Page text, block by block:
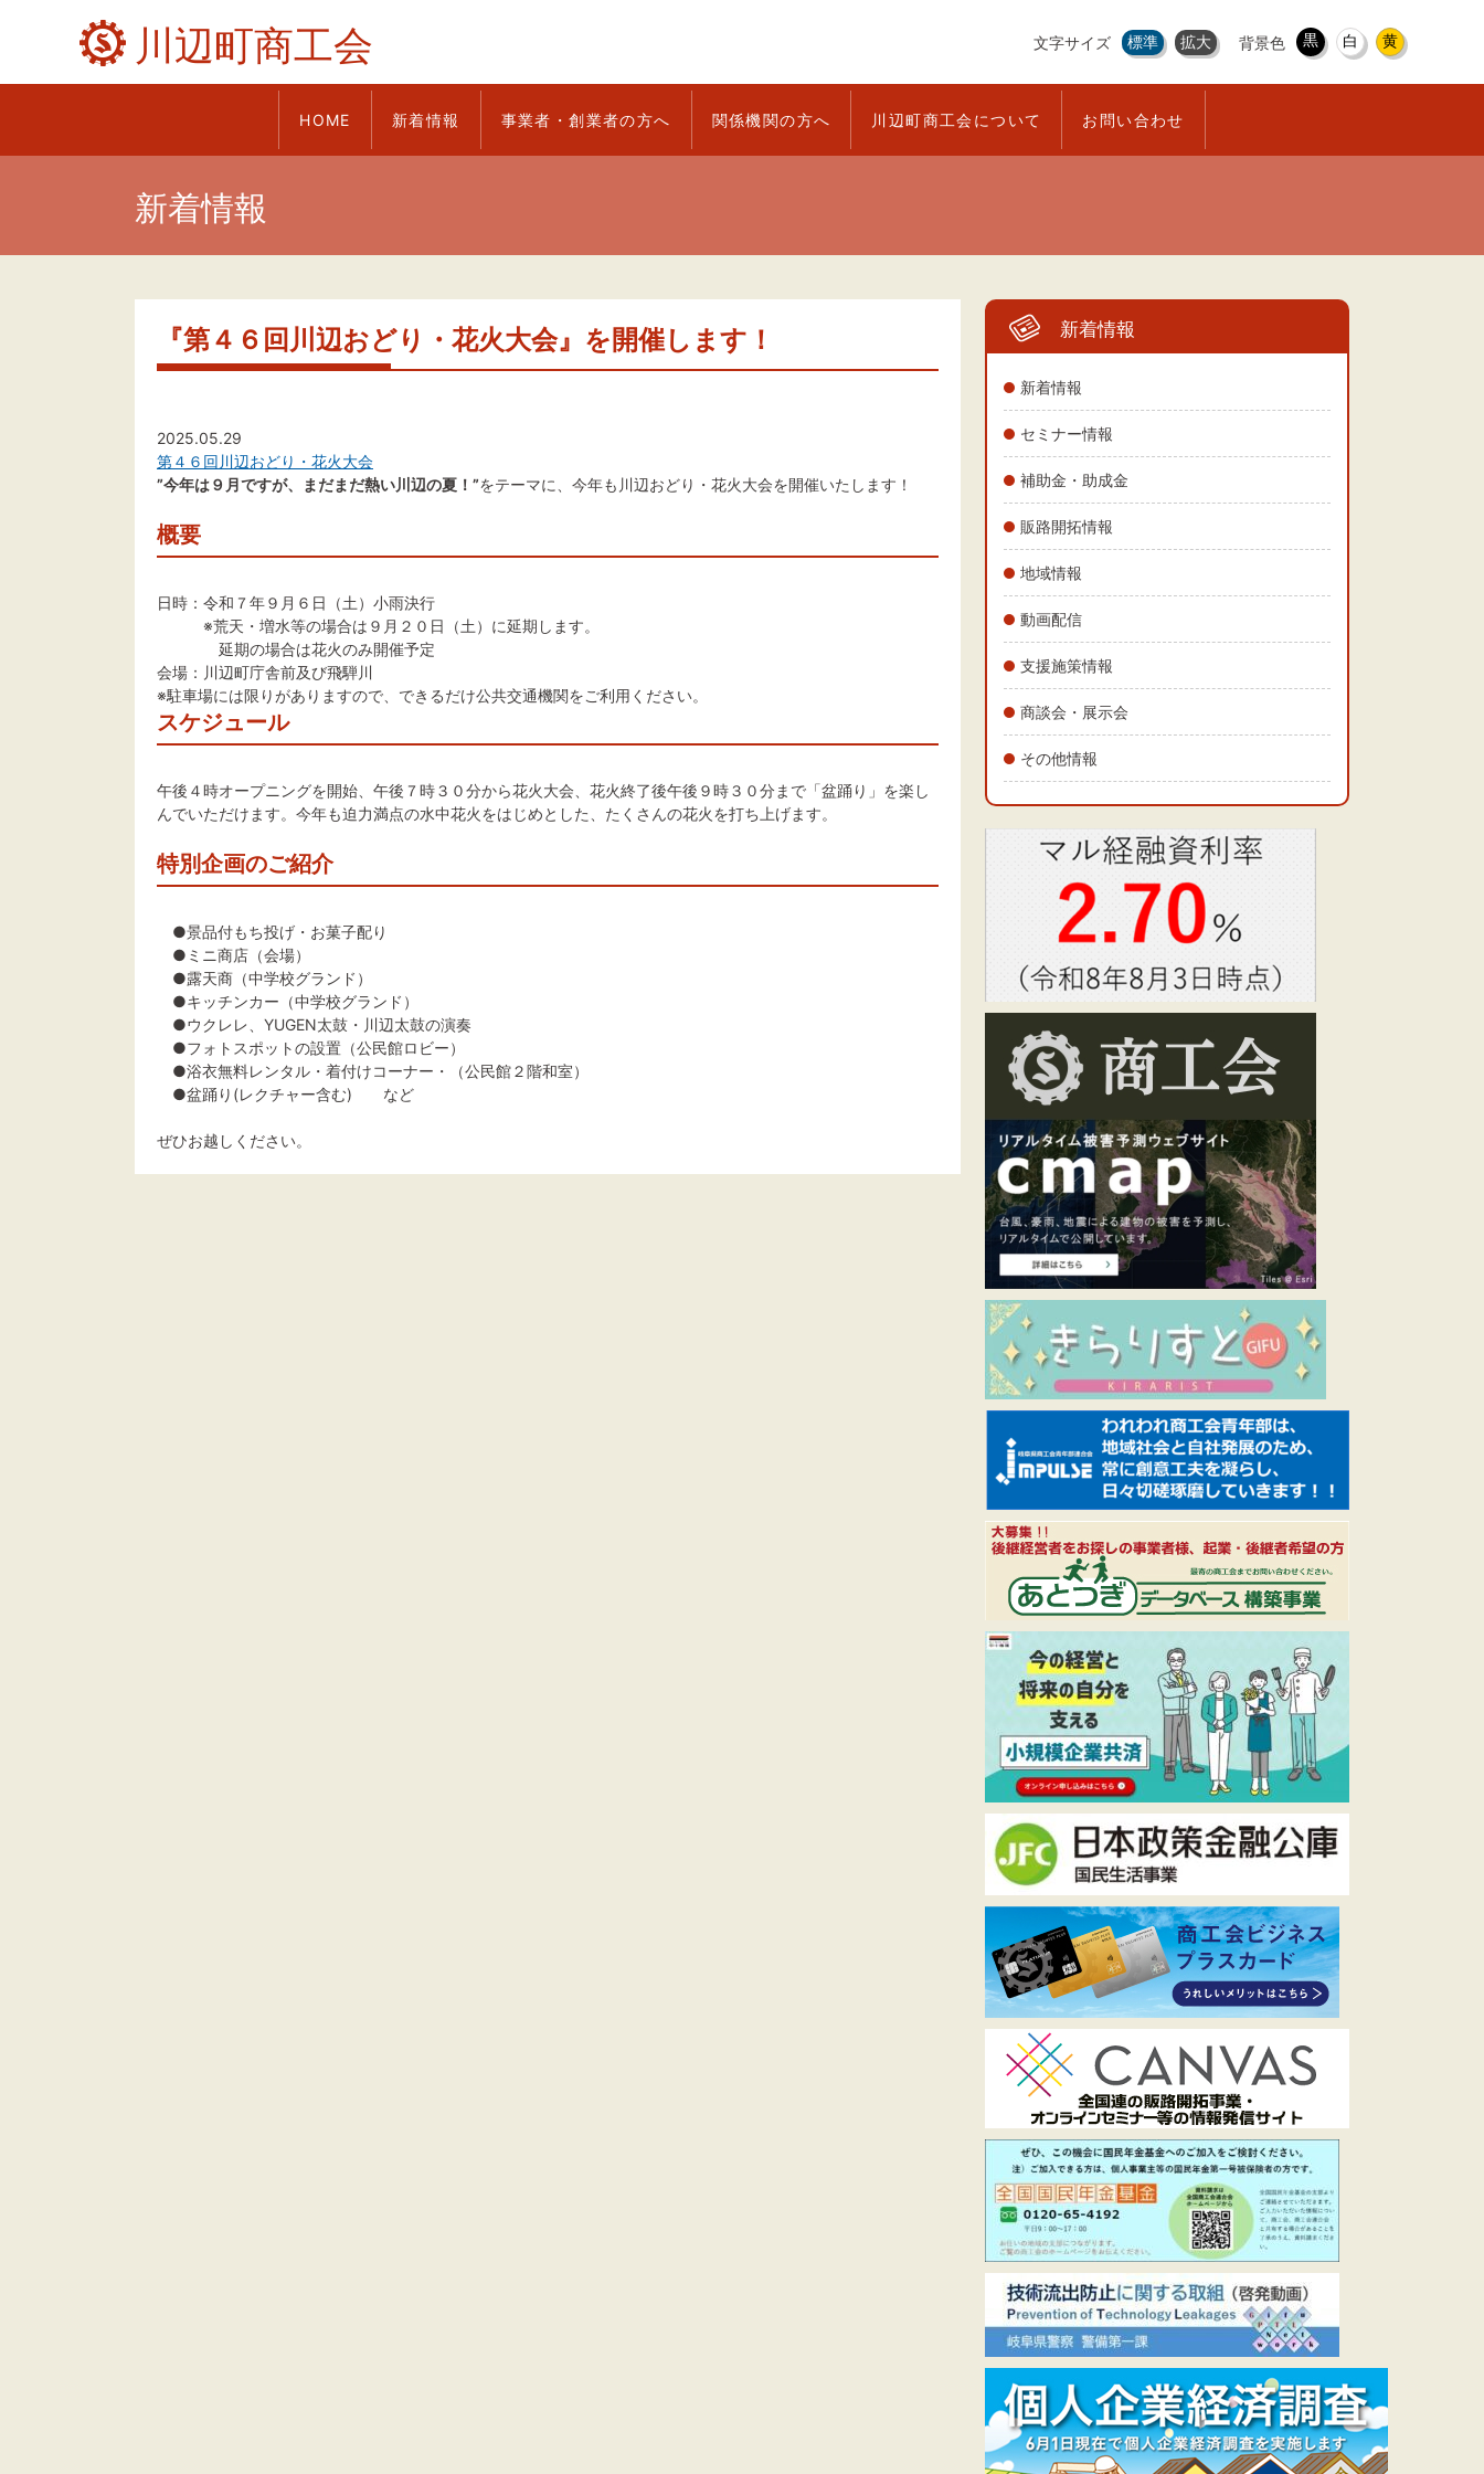
川辺町商工会 文字サイズ 標準 拡大 背景色 黒 白 黄
HOME 新着情報 事業者・創業者の方へ 関係機関の方へ 川辺町商工会について お問い合わせ
新着情報
新着情報
新着情報
セミナー情報
補助金・助成金
販路開拓情報
地域情報
動画配信
支援施策情報
商談会・展示会
その他情報
『第４６回川辺おどり・花火大会』を開催します！
2025.05.29
第４６回川辺おどり・花火大会
”今年は９月ですが、まだまだ熱い川辺の夏！”をテーマに、今年も川辺おどり・花火大会を開催いたします！
概要
日時：令和７年９月６日（土）小雨決行
※荒天・増水等の場合は９月２０日（土）に延期します。
延期の場合は花火のみ開催予定
会場：川辺町庁舎前及び飛騨川
※駐車場には限りがありますので、できるだけ公共交通機関をご利用ください。
スケジュール
午後４時オープニングを開始、午後７時３０分から花火大会、花火終了後午後９時３０分まで「盆踊り」を楽し
んでいただけます。今年も迫力満点の水中花火をはじめとした、たくさんの花火を打ち上げます。
特別企画のご紹介
●景品付もち投げ・お菓子配り
●ミニ商店（会場）
●露天商（中学校グランド）
●キッチンカー（中学校グランド）
●ウクレレ、YUGEN太鼓・川辺太鼓の演奏
●フォトスポットの設置（公民館ロビー）
●浴衣無料レンタル・着付けコーナー・（公民館２階和室）
●盆踊り(レクチャー含む) など
ぜひお越しください。